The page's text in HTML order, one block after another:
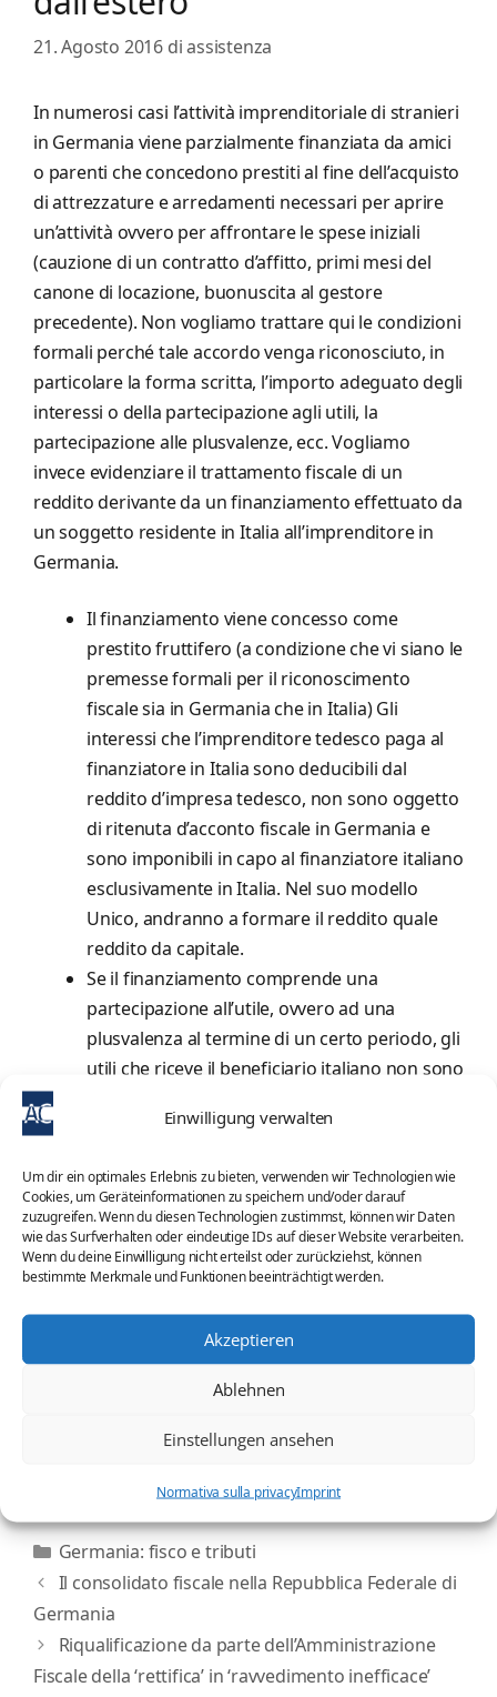
Einwilligung verwalten
Um dir ein optimales Erlebnis zu bieten, verwenden wir Technologien wie
Cookies, um Geräteinformationen zu speichern und/oder darauf
zuzugreifen. Wenn du diesen Technologien zustimmst, können wir Daten
wie das Surfverhalten oder eindeutige IDs auf dieser Website verarbeiten.
Wenn du deine Einwilligung nicht erteilst oder zurückziehst, können
bestimmte Merkmale und Funktionen beeinträchtigt werden.
Akzeptieren
Ablehnen
Einstellungen ansehen
Normativa sulla privacyImprint
21. Agosto 2016 diassistenza
In numerosi casi l’attività imprenditoriale di stranieri
in Germania viene parzialmente finanziata da amici
o parenti che concedono prestiti al fine dell’acquisto
di attrezzature e arredamenti necessari per aprire
un’attività ovvero per affrontare le spese iniziali
(cauzione di un contratto d’affitto, primi mesi del
canone di locazione, buonuscita al gestore
precedente). Non vogliamo trattare qui le condizioni
formali perché tale accordo venga riconosciuto, in
particolare la forma scritta, l’importo adeguato degli
interessi o della partecipazione agli utili, la
partecipazione alle plusvalenze, ecc. Vogliamo
invece evidenziare il trattamento fiscale di un
reddito derivante da un finanziamento effettuato da
un soggetto residente in Italia all’imprenditore in
Germania.
Il finanziamento viene concesso come
prestito fruttifero (a condizione che vi siano le
premesse formali per il riconoscimento
fiscale sia in Germania che in Italia) Gli
interessi che l’imprenditore tedesco paga al
finanziatore in Italia sono deducibili dal
reddito d’impresa tedesco, non sono oggetto
di ritenuta d’acconto fiscale in Germania e
sono imponibili in capo al finanziatore italiano
esclusivamente in Italia. Nel suo modello
Unico, andranno a formare il reddito quale
reddito da capitale.
Se il finanziamento comprende una
partecipazione all’utile, ovvero ad una
plusvalenza al termine di un certo periodo, gli
utili che riceve il beneficiario italiano non sono
concorrono a formare un reddito in
presume quindi essere fiscalmente anche lui
imprenditore dell’attività in Germania. La sua
quota va tassata in Germania secondo le
regole per la determinazione del reddito e
l’aliquota qui vigente, e in Italia saranno
imponibili come reddito d’impresa
conseguito all’estero, con relativo accredito
dell’imposta tedesca sull’imposta da pagare in
Dichiarazione liberatoria >>
Categorie
Germania: fisco e tributi
Il consolidato fiscale nella Repubblica Federale di
Germania
Riqualificazione da parte dell’Amministrazione
Fiscale della ‘rettifica’ in ‘ravvedimento inefficace’